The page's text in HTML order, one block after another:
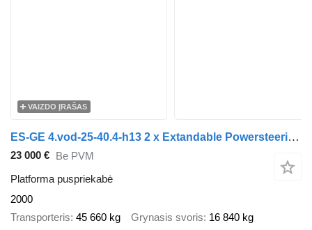
VAIZDO ĮRAŠAS
ES-GE 4.vod-25-40.4-h13 2 x Extandable Powersteering!
23 000 € Be PVM
Platforma puspriekabė
2000
Transporteris 45 660 kg Grynasis svoris 16 840 kg